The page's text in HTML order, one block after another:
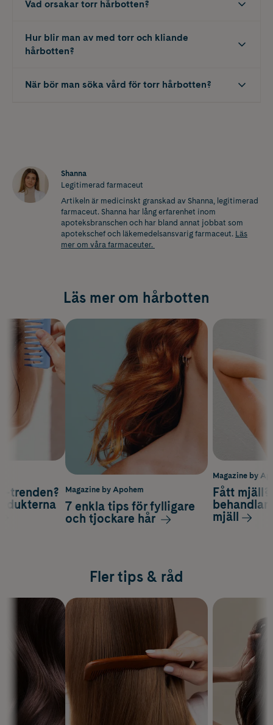
Vad orsakar torr hårbotten?
Hur blir man av med torr och kliande
hårbotten?
När bör man söka vård för torr hårbotten?
Shanna
Legitimerad farmaceut
Artikeln är medicinskt granskad av Shanna, legitimerad
farmaceut. Shanna har lång erfarenhet inom
apoteksbranschen och har bland annat jobbat som
apotekschef och läkemedelsansvarig farmaceut. Läs
mer om våra farmaceuter.
Läs mer om hårbotten
Magazine by
Fått mjäll?
behandlar
mjäll
trenden?
Magazine by Apohem
7 enkla tips för fylligare
och tjockare hår
Fler tips & råd